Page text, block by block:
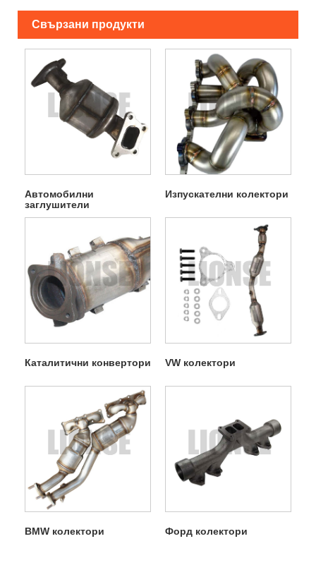
Свързани продукти
Автомобилни
заглушители
Изпускателни колектори
Каталитични конвертори VW колектори
BMW колектори Форд колектори